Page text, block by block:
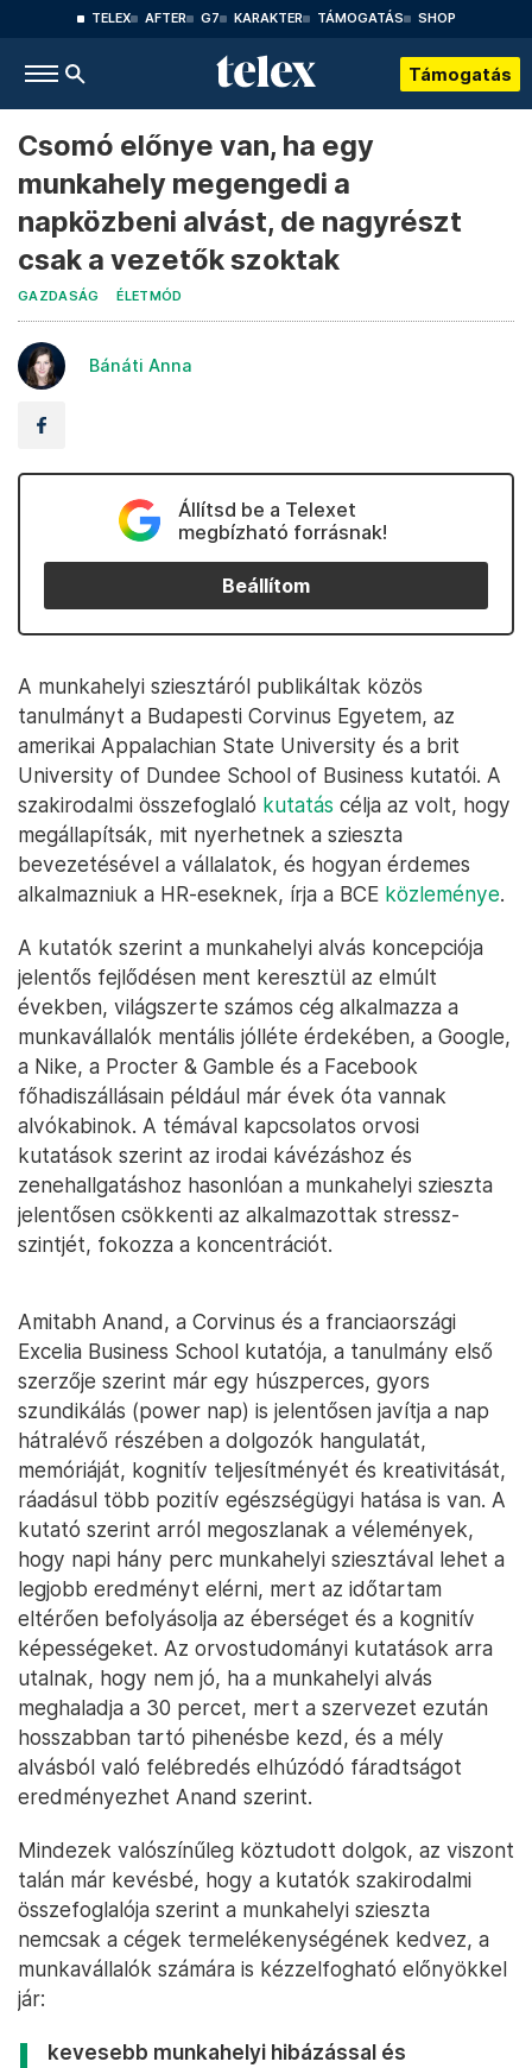
TELEX AFTER G7 KARAKTER TÁMOGATÁS SHOP
Támogatás
Csomó előnye van, ha egy
munkahely megengedi a
napközbeni alvást, de nagyrészt
csak a vezetők szoktak
GAZDASÁG ÉLETMÓD
Bánáti Anna
Állítsd be a Telexet
megbízható forrásnak!
Beállítom
A munkahelyi sziesztáról publikáltak közös
tanulmányt a Budapesti Corvinus Egyetem, az
amerikai Appalachian State University és a brit
University of Dundee School of Business kutatói. A
szakirodalmi összefoglaló kutatás célja az volt, hogy
megállapítsák, mit nyerhetnek a szieszta
bevezetésével a vállalatok, és hogyan érdemes
alkalmazniuk a HR-eseknek, írja a BCE közleménye.
A kutatók szerint a munkahelyi alvás koncepciója
jelentős fejlődésen ment keresztül az elmúlt
években, világszerte számos cég alkalmazza a
munkavállalók mentális jólléte érdekében, a Google,
a Nike, a Procter & Gamble és a Facebook
főhadiszállásain például már évek óta vannak
alvókabinok. A témával kapcsolatos orvosi
kutatások szerint az irodai kávézáshoz és
zenehallgatáshoz hasonlóan a munkahelyi szieszta
jelentősen csökkenti az alkalmazottak stressz-
szintjét, fokozza a koncentrációt.
Amitabh Anand, a Corvinus és a franciaországi
Excelia Business School kutatója, a tanulmány első
szerzője szerint már egy húszperces, gyors
szundikálás (power nap) is jelentősen javítja a nap
hátralévő részében a dolgozók hangulatát,
memóriáját, kognitív teljesítményét és kreativitását,
ráadásul több pozitív egészségügyi hatása is van. A
kutató szerint arról megoszlanak a vélemények,
hogy napi hány perc munkahelyi sziesztával lehet a
legjobb eredményt elérni, mert az időtartam
eltérően befolyásolja az éberséget és a kognitív
képességeket. Az orvostudományi kutatások arra
utalnak, hogy nem jó, ha a munkahelyi alvás
meghaladja a 30 percet, mert a szervezet ezután
hosszabban tartó pihenésbe kezd, és a mély
alvásból való felébredés elhúzódó fáradtságot
eredményezhet Anand szerint.
Mindezek valószínűleg köztudott dolgok, az viszont
talán már kevésbé, hogy a kutatók szakirodalmi
összefoglalója szerint a munkahelyi szieszta
nemcsak a cégek termelékenységének kedvez, a
munkavállalók számára is kézzelfogható előnyökkel
jár:
kevesebb munkahelyi hibázással és